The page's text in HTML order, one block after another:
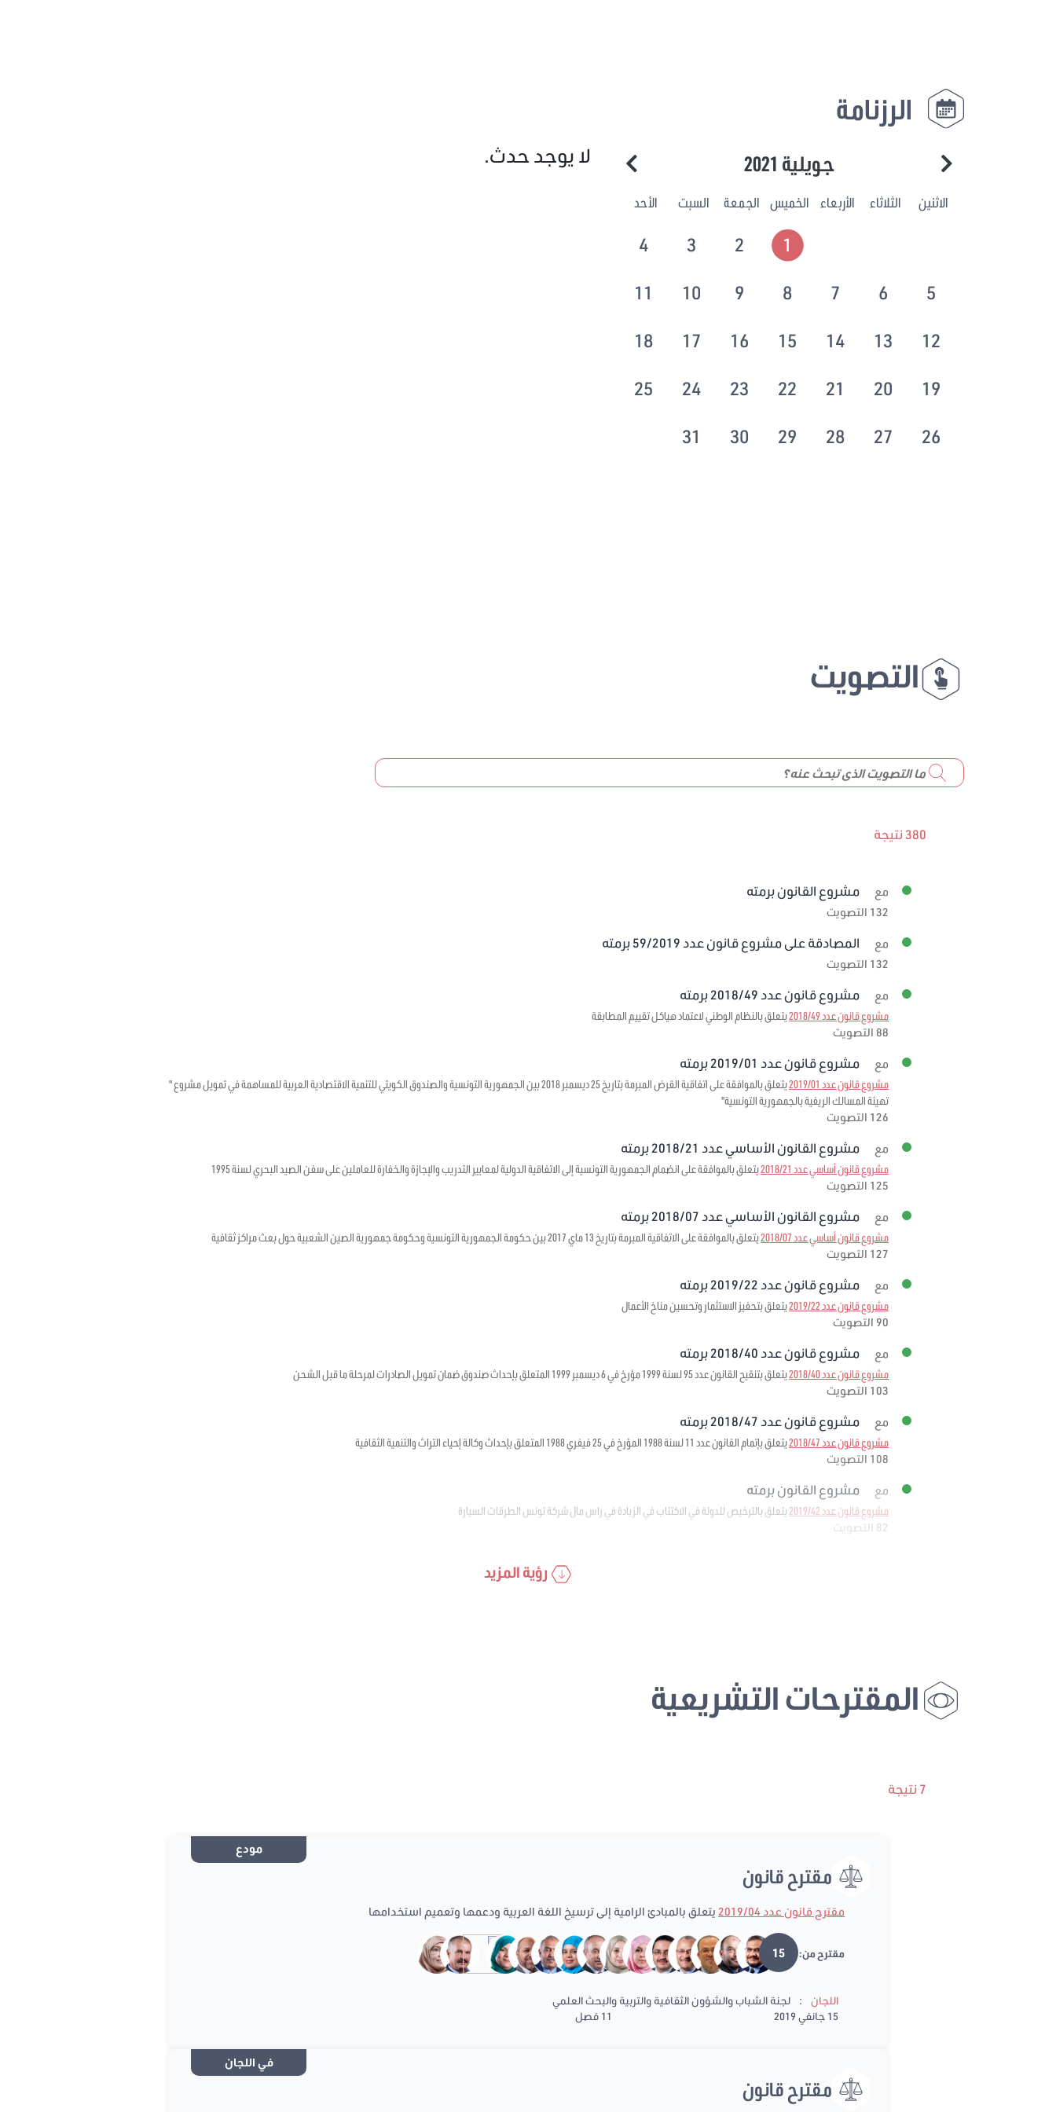
الرزنامة
جويلية 2021
الاثنين الثلاثاء الأربعاء الخميس الجمعة السبت الأحد
1
2
3
4
5
6
7
8
9
10
11
12
13
14
15
16
17
18
19
20
21
22
23
24
25
26
27
28
29
30
31
لا يوجد حدث.
التصويت
380 نتيجة
مع مشروع القانون برمته
132 التصويت
مع المصادقة على مشروع قانون عدد 59/2019 برمته
132 التصويت
مع مشروع قانون عدد 2018/49 برمته
مشروع قانون عدد 2018/49
يتعلق بالنظام الوطني لاعتماد هياكل تقييم المطابقة
88 التصويت
مع مشروع قانون عدد 2019/01 برمته
مشروع قانون عدد 2019/01
يتعلق بالموافقة على اتفاقية القرض المبرمة بتاريخ 25 ديسمبر 2018 بين الجمهورية التونسية والصندوق الكويتي للتنمية الاقتصادية العربية للمساهمة في تمويل مشروع "
تهيئة المسالك الريفية بالجمهورية التونسية"
126 التصويت
مع مشروع القانون الأساسي عدد 2018/21 برمته
مشروع قانون أساسي عدد 2018/21
يتعلق بالموافقة على انضمام الجمهورية التونسية إلى الاتفاقية الدولية لمعايير التدريب والإجازة والخفارة للعاملين على سفن الصيد البحري لسنة 1995
125 التصويت
مع مشروع القانون الأساسي عدد 2018/07 برمته
مشروع قانون أساسي عدد 2018/07
يتعلق بالموافقة على الاتفاقية المبرمة بتاريخ 13 ماي 2017 بين حكومة الجمهورية التونسية وحكومة جمهورية الصين الشعبية حول بعث مراكز ثقافية
127 التصويت
مع مشروع قانون عدد 2019/22 برمته
مشروع قانون عدد 2019/22
يتعلق بتحفيز الاستثمار وتحسين مناخ الأعمال
90 التصويت
مع مشروع قانون عدد 2018/40 برمته
مشروع قانون عدد 2018/40
يتعلق بتنقيح القانون عدد 95 لسنة 1999 مؤرخ في 6 ديسمبر 1999 المتعلق بإحداث صندوق ضمان تمويل الصادرات لمرحلة ما قبل الشحن
103 التصويت
مع مشروع قانون عدد 2018/47 برمته
مشروع قانون عدد 2018/47
يتعلق بإتمام القانون عدد 11 لسنة 1988 المؤرخ في 25 فيفري 1988 المتعلق بإحداث وكالة إحياء التراث والتنمية الثقافية
108 التصويت
مع مشروع القانون برمته
مشروع قانون عدد 2019/42
يتعلق بالترخيص للدولة في الاكتتاب في الزيادة في راس مال شركة تونس الطرقات السيارة
82 التصويت
رؤية المزيد
المقترحات التشريعية
7 نتيجة
مودع
مقترح قانون
مقترح قانون عدد 2019/04 يتعلق بالمبادئ الرامية إلى ترسيخ اللغة العربية ودعمها وتعميم استخدامها
مقترح من: 15
اللجان :
لجنة الشباب والشؤون الثقافية والتربية والبحث العلمي
15 جانفي 2019
11 فصل
في اللجان
مقترح قانون